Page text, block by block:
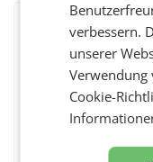
BEWERTEN SIE
FacebookTwitter
verbessern.
unserer
Verwendung
Cookie-